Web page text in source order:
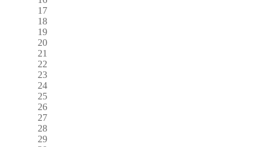
17
18
19
20
21
22
23
24
25
26
27
28
29